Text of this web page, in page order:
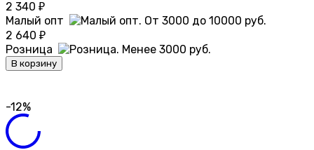
2 340 ₽
Малый опт
2 640 ₽
Розница
В корзину
-12%